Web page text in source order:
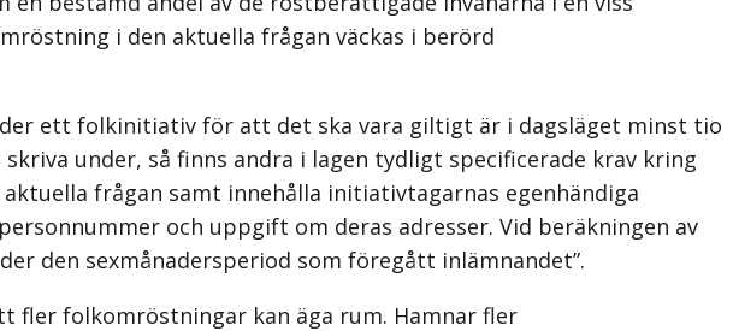
i den aktuella frågan väckas i berörd
ett folkinitiativ för att det ska vara giltigt är i dagsläget minst tio
under, så finns andra i lagen tydligt specificerade krav kring
frågan samt innehålla initiativ­tagarnas egenhändiga
och uppgift om deras adresser. Vid beräkningen av
den sexmånadersperiod som föregått inlämnandet”.
fler folkomröstningar kan äga rum. Hamnar fler